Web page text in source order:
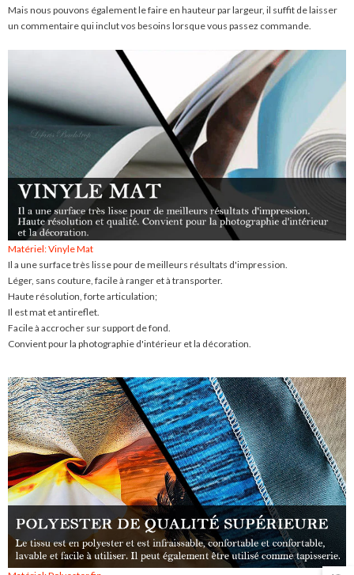
Mais nous pouvons également le faire en hauteur par largeur, il suffit de laisser
un commentaire qui inclut vos besoins lorsque vous passez commande.
Matériel: Vinyle Mat
Il a une surface très lisse pour de meilleurs résultats d'impression.
Léger, sans couture, facile à ranger et à transporter.
Haute résolution, forte articulation;
Il est mat et antireflet.
Facile à accrocher sur support de fond.
Convient pour la photographie d'intérieur et la décoration.